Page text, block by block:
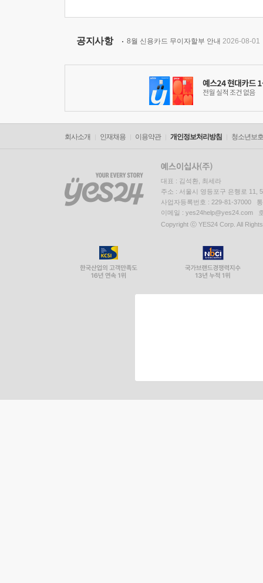
공지사항 8월 신용카드 무이자할부 안내 2026-08-01
회사소개 인재채용 이용약관 개인정보처리방침 청소년보
대표 : 김석환, 최세라
주소 : 서울시 영등포구 은행로 11,
사업자등록번호 : 229-81-37000
이메일 : yes24help@yes24.com
Copyright ⓒ YES24 Corp. All